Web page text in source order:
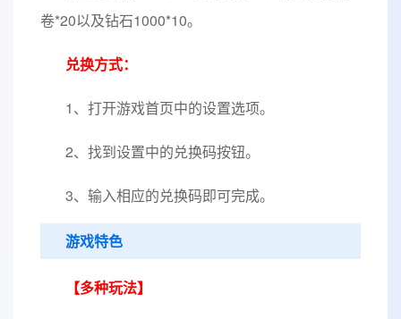
卷*20以及钻石1000*10。
兑换方式：
1、打开游戏首页中的设置选项。
2、找到设置中的兑换码按钮。
3、输入相应的兑换码即可完成。
游戏特色
【多种玩法】